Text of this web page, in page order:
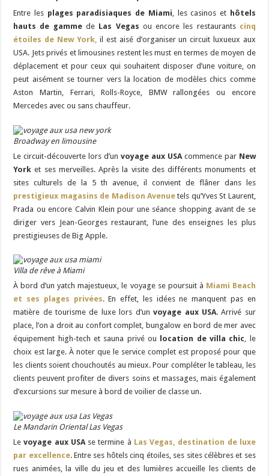
Entre les plages paradisiaques de Miami, les casinos et hôtels
hauts de gammede Las Vegas ou encore les restaurants cinq
étoiles de New York, il est aisé d’organiser un circuit luxueux aux
USA. Jets privés et limousines restent les must en termes de moyen de
déplacement et pour ceux qui souhaitent disposer d’une voiture, on
peut aisément se tourner vers la location de modèles chics comme
Aston Martin, Ferrari, Rolls-Royce, BMW rallongées ou encore
Mercedes avec ou sans chauffeur.
Broadway en limousine
Le circuit-découverte lors d’unvoyage aux USA commence par New
York et ses merveilles. Après la visite des différents monuments et
sites culturels de la 5 th avenue, il convient de flâner dans les
prestigieux magasins de Madison Avenue tels qu’Yves St Laurent,
Prada ou encore Calvin Klein pour une séance shopping avant de se
diriger vers Jean-Georges restaurant, l’une des enseignes les plus
prestigieuses de Big Apple.
Villa de rêve à Miami
À bord d’un yatch majestueux, le voyage se poursuit à Miami Beach
et ses plages privées. En effet, les idées ne manquent pas en
matière de tourisme de luxe lors d’unvoyage aux USA. Arrivé sur
place, l’on a droit au confort complet, bungalow en bord de mer avec
équipement high-tech et sauna privé ou
location de villa chic, le
choix est large. À noter que le service complet est proposé pour que
les clients soient chouchoutés au mieux. Pour compléter le tableau, les
clients peuvent profiter de divers soins et massages, mais également
d’excursions sur mesure à bord de voilier de classe un.
Le Mandarin Oriental Las Vegas
Levoyage aux USA se termine à Las Vegas, destination de luxe
par excellence. Entre ses hôtels cinq étoiles, ses sites célèbres et ses
rues animées, la ville du jeu et des lumières accueille les clients de